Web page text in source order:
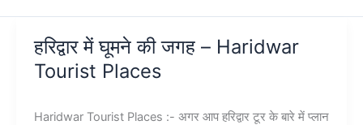
हरिद्वार में घूमने की जगह – Haridwar
Tourist Places
Haridwar Tourist Places :- अगर आप हरिद्वार टूर के बारे में प्लान